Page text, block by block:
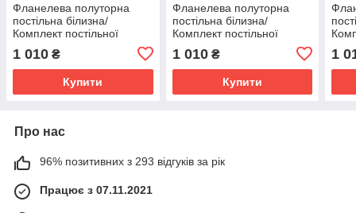
Фланелева полуторна
постільна білизна/
Комплект постільної
білизни/постільна білизна
1 010 ₴
Купити
Фланелева полуторна
постільна білизна/
Комплект постільної
білизни/постільна білизна
1 010₴
Купити
1
Про нас
96% позитивних з 293 відгуків за рік
Працює з 07.11.2021